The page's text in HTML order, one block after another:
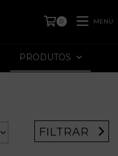
0 MENU
PRODUTOS
FILTRAR